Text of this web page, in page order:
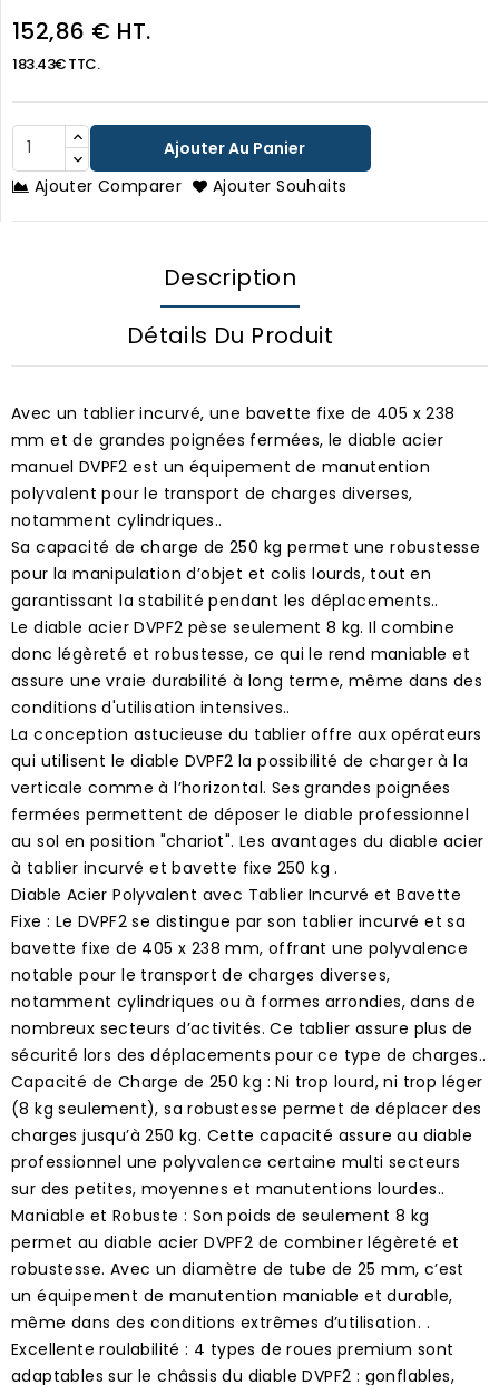
152,86 € HT.
183.43€ TTC.
Ajouter Au Panier
Ajouter Comparer
Ajouter Souhaits
Description
Détails Du Produit
Avec un tablier incurvé, une bavette fixe de 405 x 238
mm et de grandes poignées fermées, le diable acier
manuel DVPF2 est un équipement de manutention
polyvalent pour le transport de charges diverses,
notamment cylindriques..
Sa capacité de charge de 250 kg permet une robustesse
pour la manipulation d’objet et colis lourds, tout en
garantissant la stabilité pendant les déplacements..
Le diable acier DVPF2 pèse seulement 8 kg. Il combine
donc légèreté et robustesse, ce qui le rend maniable et
assure une vraie durabilité à long terme, même dans des
conditions d'utilisation intensives..
La conception astucieuse du tablier offre aux opérateurs
qui utilisent le diable DVPF2 la possibilité de charger à la
verticale comme à l’horizontal. Ses grandes poignées
fermées permettent de déposer le diable professionnel
au sol en position "chariot". Les avantages du diable acier
à tablier incurvé et bavette fixe 250 kg .
Diable Acier Polyvalent avec Tablier Incurvé et Bavette
Fixe : Le DVPF2 se distingue par son tablier incurvé et sa
bavette fixe de 405 x 238 mm, offrant une polyvalence
notable pour le transport de charges diverses,
notamment cylindriques ou à formes arrondies, dans de
nombreux secteurs d’activités. Ce tablier assure plus de
sécurité lors des déplacements pour ce type de charges..
Capacité de Charge de 250 kg : Ni trop lourd, ni trop léger
(8 kg seulement), sa robustesse permet de déplacer des
charges jusqu’à 250 kg. Cette capacité assure au diable
professionnel une polyvalence certaine multi secteurs
sur des petites, moyennes et manutentions lourdes..
Maniable et Robuste : Son poids de seulement 8 kg
permet au diable acier DVPF2 de combiner légèreté et
robustesse. Avec un diamètre de tube de 25 mm, c’est
un équipement de manutention maniable et durable,
même dans des conditions extrêmes d’utilisation. .
Excellente roulabilité : 4 types de roues premium sont
adaptables sur le châssis du diable DVPF2 : gonflables,